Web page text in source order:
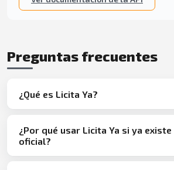
Preguntas frecuentes
¿Qué es Licita Ya?
¿Por qué usar Licita Ya si ya
oficial?